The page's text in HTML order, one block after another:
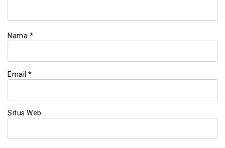
Nama *
Email *
Situs Web